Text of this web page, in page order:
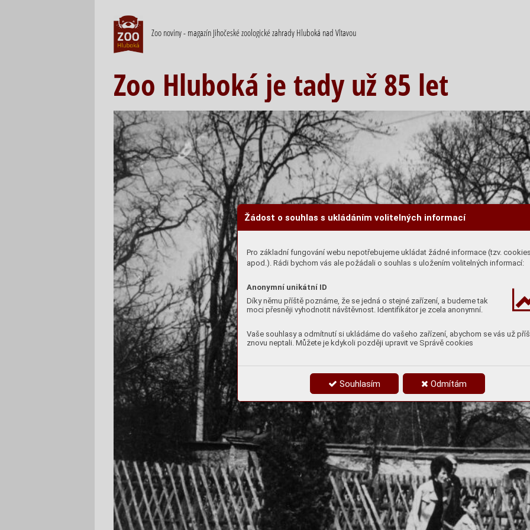
Žádost o souhlas s ukládáním volitelných informací
Pro základní fungování webu nepotřebujeme ukládat žádné informace (tzv.
apod.). Rádi bychom vás ale požádali o souhlas s uložením volitelných informací:
Anonymní unikátní ID
Díky němu příště poznáme, že se jedná o stejné zařízení, a budeme tak
moci přesněji vyhodnotit návštěvnost. Identifikátor je zcela anonymní.
Vaše souhlasy a odmítnutí si ukládáme do vašeho zařízení, abychom se vás už
znovu neptali. Můžete je kdykoli později upravit ve Správě cookies
Souhlasím Odmítám
Zoo noviny - magazín Jihočeské zoologické zahrady Hluboká nad Vltavou
Zoo Hluboká je tady už 85 let